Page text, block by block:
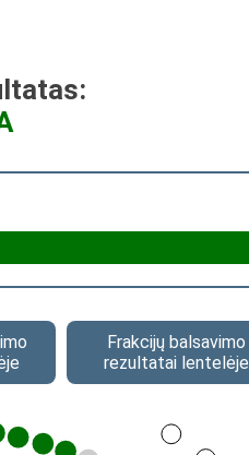
Frakcijų balsavimo
rezultatai lentelėje